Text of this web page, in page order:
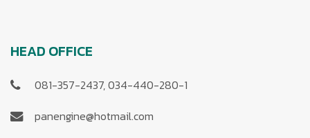
HEAD OFFICE
081-357-2437, 034-440-280-1
panengine@hotmail.com